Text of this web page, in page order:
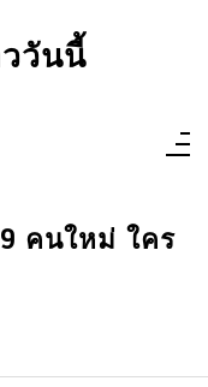
วันนี้
คนใหม่ ใคร